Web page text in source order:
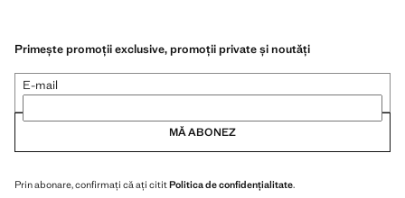
Primește promoții exclusive, promoții private și noutăți
E-mail
MĂ ABONEZ
Prin abonare, confirmați că ați cititPolitica de confidențialitate.